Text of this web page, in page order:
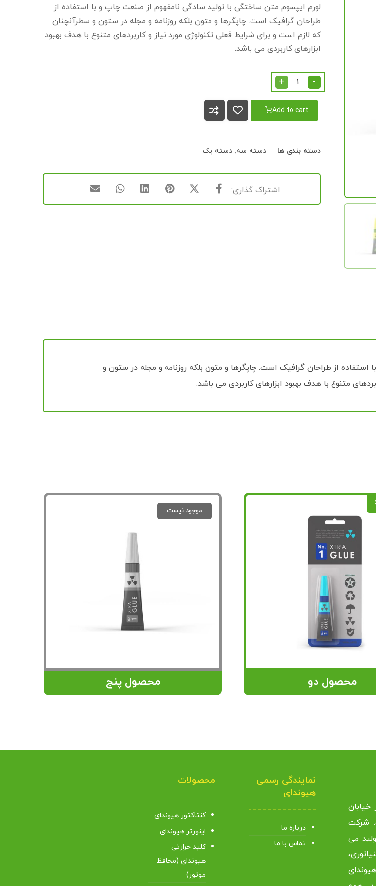
لورم ایپسوم متن ساختگی با تولید سادگی نامفهوم از صنعت چاپ و با استفاده از
طراحان گرافیک است. چاپگرها و متون بلکه روزنامه و مجله در ستون و سطرآنچنان
که لازم است و برای شرایط فعلی تکنولوژی مورد نیاز و کاربردهای متنوع با هدف بهبود
ابزارهای کاربردی می باشد.
-
+
Add to cart
دسته بندی ها دسته سه,دسته یک
از طراحان گرافیک است. چاپگرها و متون بلکه روزنامه و مجله در ستون و
متنوع با هدف بهبود ابزارهای کاربردی می باشد.
محصول دو محصول پنج
موجود نیست
خیابان
است. شرکت
می
نمایندگی رسمی
هیوندای
درباره ما
تماس با ما
محصولات
کنتاکتور هیوندای
اینورتر هیوندای
کلید حرارتی
هیوندای (محافظ
موتور)